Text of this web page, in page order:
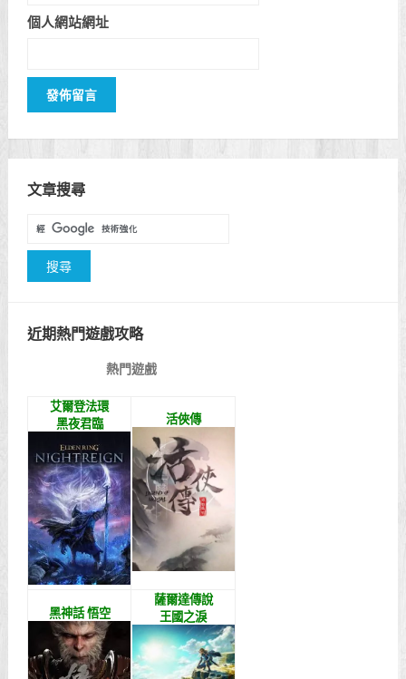
個人網站網址
文章搜尋
近期熱門遊戲攻略
熱門遊戲
艾爾登法環
黑夜君臨
活俠傳
黑神話 悟空
薩爾達傳說
王國之淚